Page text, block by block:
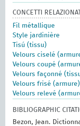
CONCETTI RELAZIONATI
Fil métallique
Style jardinière
Tisú (tissu)
Velours ciselé
Velours coupé
Velours façonné
Velours frisé (armure)
Velours relevé
BIBLIOGRAPHIC
Bezon, Jean.